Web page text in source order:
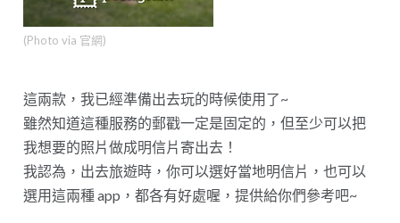
(Photo via 官網)
這兩款，我已經準備出去玩的時候使用了~
雖然知道這種服務的郵戳一定是固定的，但至少可以把
我想要的照片做成明信片寄出去！
我認為，出去旅遊時，你可以選好當地明信片，也可以
選用這兩種 app，都各有好處喔，提供給你們參考吧~